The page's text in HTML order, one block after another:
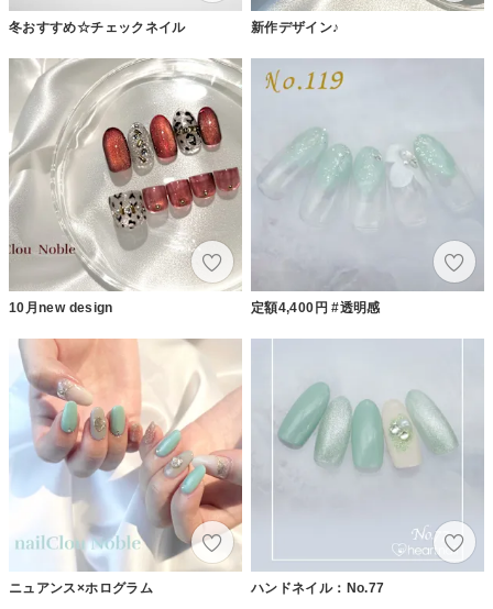
冬おすすめ☆チェックネイル 新作デザイン♪
10月new design 定額4,400円 #透明感
ニュアンス×ホログラム ハンドネイル：No.77